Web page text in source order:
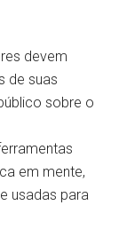
devem
de suas
sobre o
em mente,
usadas para